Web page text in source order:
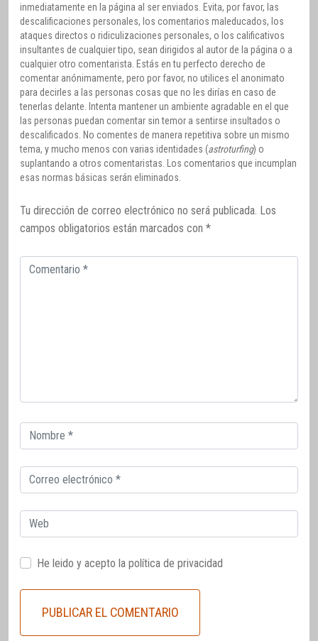
inmediatamente en la página al ser enviados. Evita, por favor, las
descalificaciones personales, los comentarios maleducados, los
ataques directos o ridiculizaciones personales, o los calificativos
insultantes de cualquier tipo, sean dirigidos al autor de la página o a
cualquier otro comentarista. Estás en tu perfecto derecho de
comentar anónimamente, pero por favor, no utilices el anonimato
para decirles a las personas cosas que no les dirías en caso de
tenerlas delante. Intenta mantener un ambiente agradable en el que
las personas puedan comentar sin temor a sentirse insultados o
descalificados. No comentes de manera repetitiva sobre un mismo
tema, y mucho menos con varias identidades (astroturfing) o
suplantando a otros comentaristas. Los comentarios que incumplan
esas normas básicas serán eliminados.
Tu dirección de correo electrónico no será publicada. Los
campos obligatorios están marcados con *
Comentario
Correo
electrónico
Correo
electrónico
Web
He leido y acepto la política de privacidad